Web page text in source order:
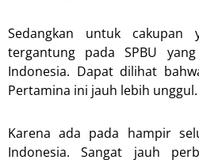
Sedangkan untuk cakupan
tergantung pada SPBU
Indonesia. Dapat dilihat
Pertamina ini jauh lebih unggul.
Karena ada pada hampir
Indonesia. Sangat jauh